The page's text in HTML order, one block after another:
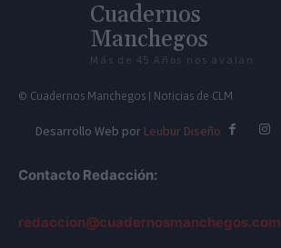
Cuadernos
Manchegos
Más de 45 Años nos avalan
© Cuadernos Manchegos | Noticias de CLM
Desarrollo Web por Leubur Diseño
Contacto Redacción:
redaccion@cuadernosmanchegos.com